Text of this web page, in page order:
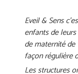
Eveil & Sens
enfants de
de maternité de
façon régulière
Les structures